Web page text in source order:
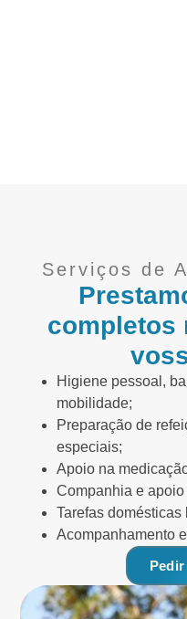
Serviços de
completos
Higiene pessoal,
mobilidade;
Preparação de
especiais;
Apoio na
Companhia e
Tarefas
Acompanhamento